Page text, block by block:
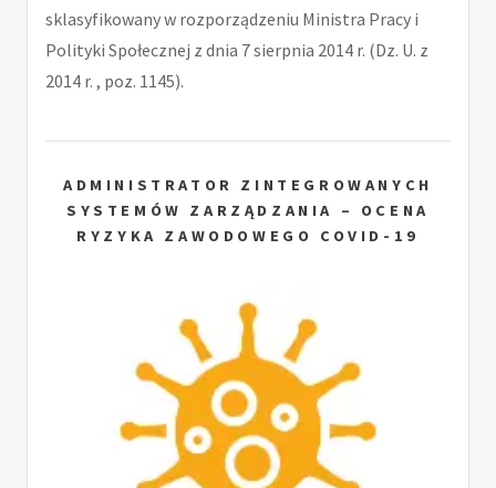
sklasyfikowany w rozporządzeniu Ministra Pracy i
Polityki Społecznej z dnia 7 sierpnia 2014 r. (Dz. U. z
2014 r. , poz. 1145).
ADMINISTRATOR ZINTEGROWANYCH
SYSTEMÓW ZARZĄDZANIA – OCENA
RYZYKA ZAWODOWEGO COVID-19